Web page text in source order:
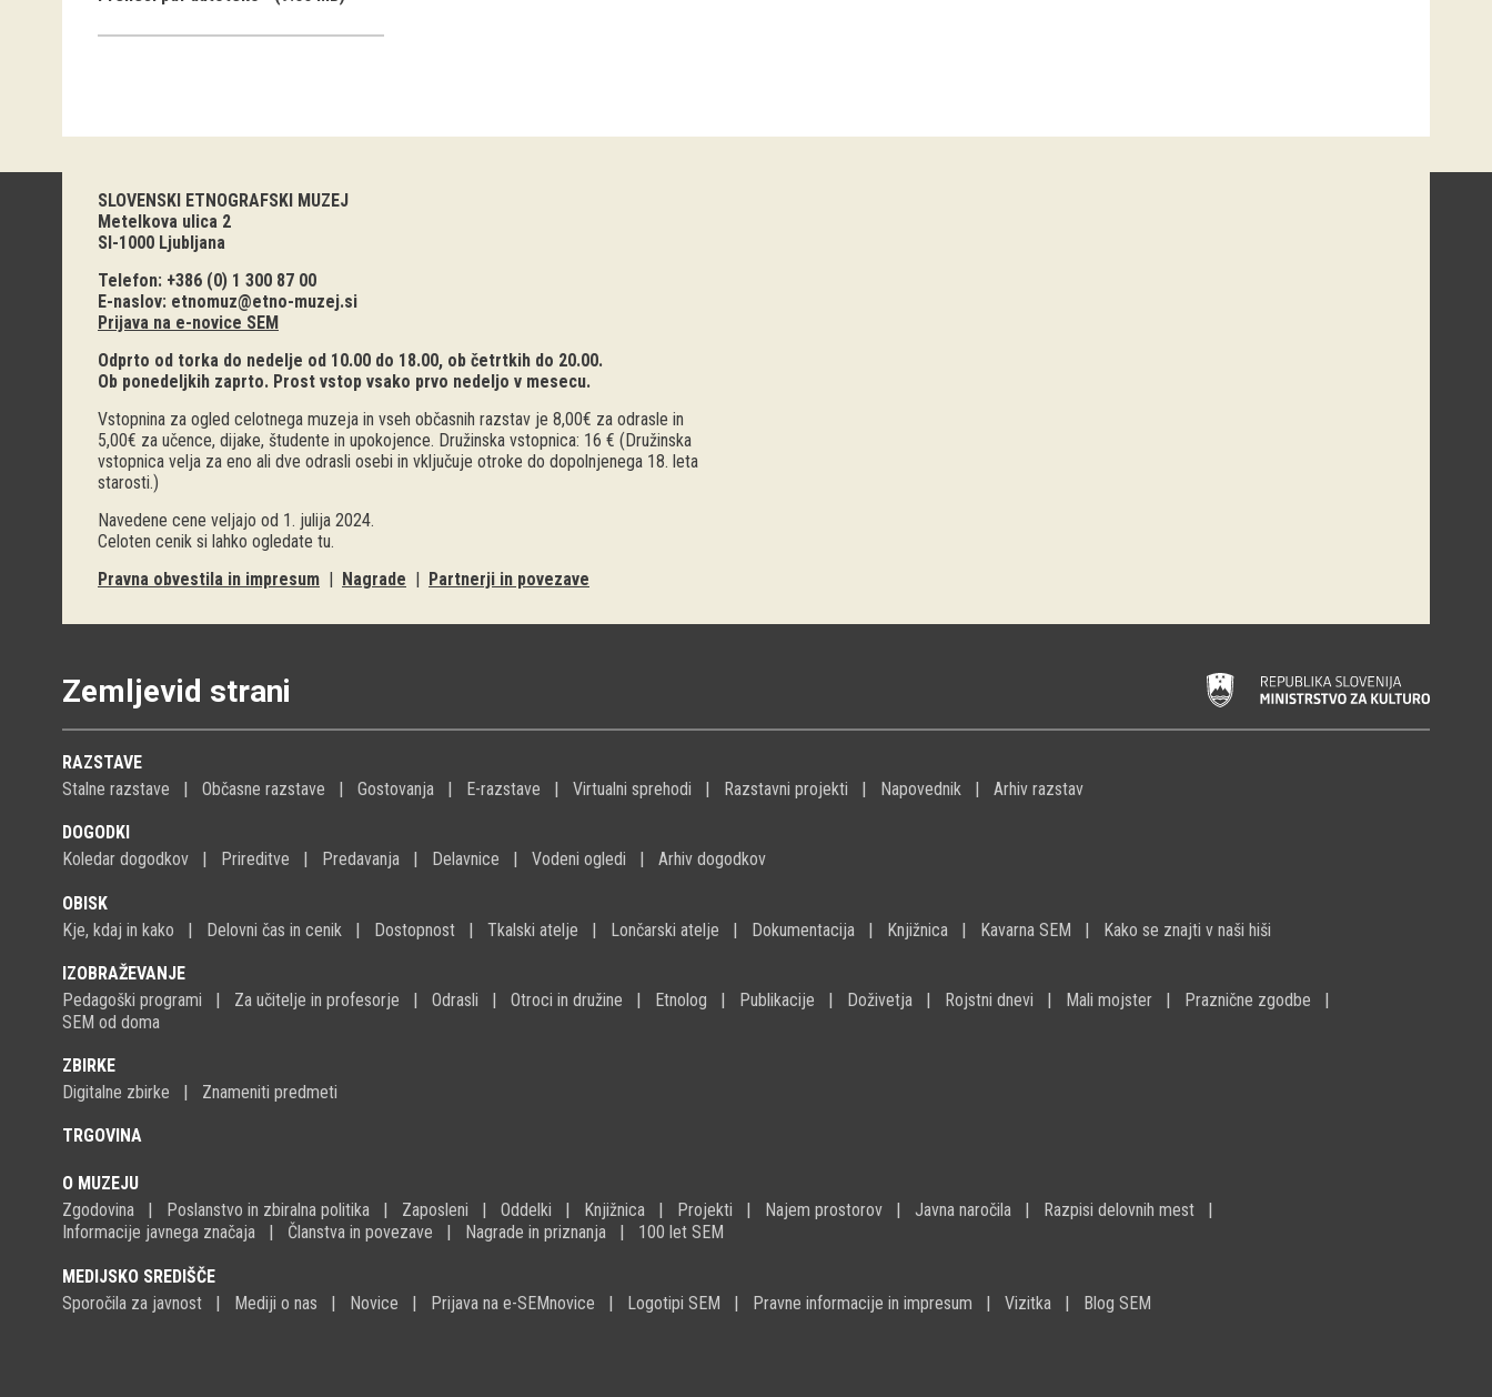
SLOVENSKI ETNOGRAFSKI MUZEJ
Metelkova ulica 2
SI-1000 Ljubljana
Telefon: +386 (0) 1 300 87 00
E-naslov: etnomuz@etno-muzej.si
Prijava na e-novice SEM
Odprto od torka do nedelje od 10.00 do 18.00, ob četrtkih do 20.00.
Ob ponedeljkih zaprto. Prost vstop vsako prvo nedeljo v mesecu.
Vstopnina za ogled celotnega muzeja in vseh občasnih razstav je 8,00€ za odrasle in
5,00€ za učence, dijake, študente in upokojence. Družinska vstopnica: 16 € (Družinska
vstopnica velja za eno ali dve odrasli osebi in vključuje otroke do dopolnjenega 18. leta
starosti.)
Navedene cene veljajo od 1. julija 2024.
Celoten cenik si lahko ogledate tu.
Pravna obvestila in impresum | Nagrade | Partnerji in povezave
Zemljevid strani
RAZSTAVE
Stalne razstave
Občasne razstave Gostovanja E-razstave Virtualni sprehodi Razstavni projekti Napovednik Arhiv razstav
DOGODKI
Koledar dogodkov
Prireditve Predavanja Delavnice Vodeni ogledi Arhiv dogodkov
OBISK
Kje, kdaj in kako
Delovni čas in cenik Dostopnost Tkalski atelje Lončarski atelje Dokumentacija Knjižnica Kavarna SEM Kako se znajti v naši hiši
IZOBRAŽEVANJE
Pedagoški programi
Za učitelje in profesorje Odrasli Otroci in družine Etnolog Publikacije Doživetja Rojstni dnevi Mali mojster
Praznične zgodbe
SEM od doma
ZBIRKE
Digitalne zbirke
Znameniti predmeti
TRGOVINA
O MUZEJU
Zgodovina
Poslanstvo in zbiralna politika Zaposleni Oddelki Knjižnica Projekti Najem prostorov Javna naročila
Razpisi delovnih mest
Informacije javnega značaja
Članstva in povezave Nagrade in priznanja 100 let SEM
MEDIJSKO SREDIŠČE
Sporočila za javnost
Mediji o nas Novice Prijava na e-SEMnovice Logotipi SEM Pravne informacije in impresum Vizitka Blog SEM